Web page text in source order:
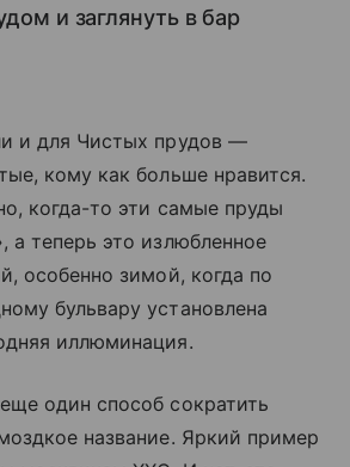
и заглянуть в бар
и для Чистых прудов —
кому как больше нравится.
когда-то эти самые пруды
а теперь это излюбленное
особенно зимой, когда по
бульвару установлена
иллюминация.
один способ сократить
название. Яркий пример